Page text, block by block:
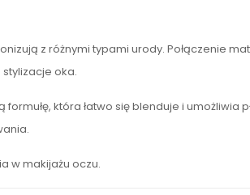
z różnymi typami urody. Połączenie
oka.
która łatwo się blenduje i umożliwia
w makijażu oczu.